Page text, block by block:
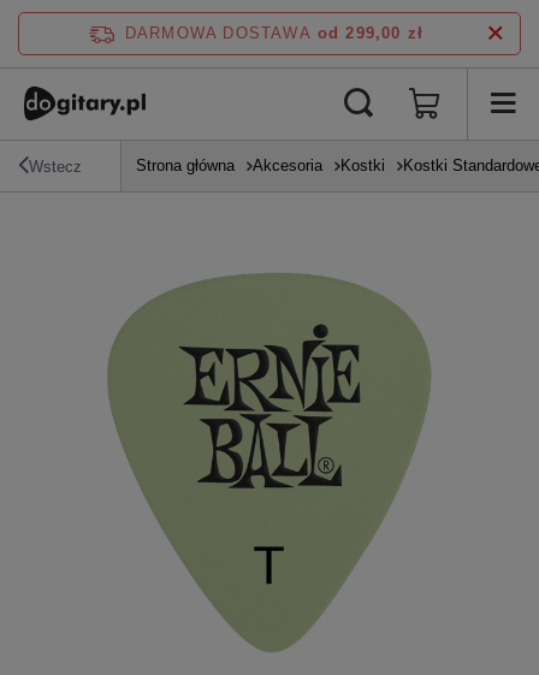
DARMOWA DOSTAWA od 299,00 zł
Wstecz Strona główna Akcesoria Kostki Kostki